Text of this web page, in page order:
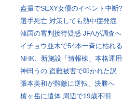
盗撮でSEXY女優のイベント中断?
選手死亡 対策しても熱中症発症
韓国の審判接待疑惑 JFAが調査へ
イチョウ並木で54本一斉に枯れる
NHK、新施設「情報棟」本格運用
神田うの 盗難被害で叩かれた訳
張本美和が難敵に逆転、決勝へ
槍ヶ岳に遺体 周辺で19歳不明